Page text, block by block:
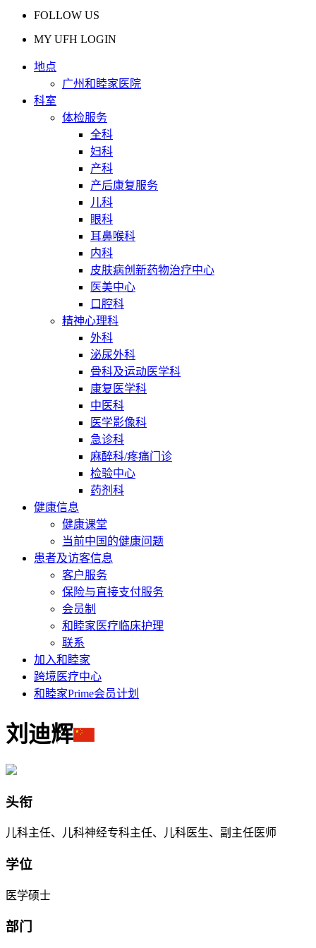
FOLLOW US
MY UFH LOGIN
地点
广州和睦家医院
科室
体检服务
全科
妇科
产科
产后康复服务
儿科
眼科
耳鼻喉科
内科
皮肤病创新药物治疗中心
医美中心
口腔科
精神心理科
外科
泌尿外科
骨科及运动医学科
康复医学科
中医科
医学影像科
急诊科
麻醉科/疼痛门诊
检验中心
药剂科
健康信息
健康课堂
当前中国的健康问题
患者及访客信息
客户服务
保险与直接支付服务
会员制
和睦家医疗临床护理
联系
加入和睦家
跨境医疗中心
和睦家Prime会员计划
刘迪辉
头衔
儿科主任、儿科神经专科主任、儿科医生、副主任医师
学位
医学硕士
部门